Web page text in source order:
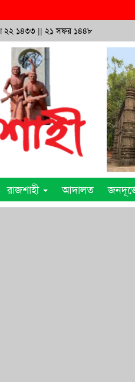
২২ ১৪৩৩ || ২১ সফর ১৪৪৮
রাজশাহী আদালত